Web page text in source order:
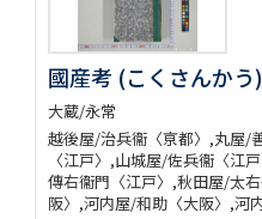
國産考 (こくさんかう)
大蔵/永常
越後屋/治兵衞〈亰都〉,丸屋/
〈江戸〉,山城屋/佐兵衞〈江
傳右衞門〈江戸〉,秋田屋/太
阪〉,河内屋/和助〈大阪〉,河